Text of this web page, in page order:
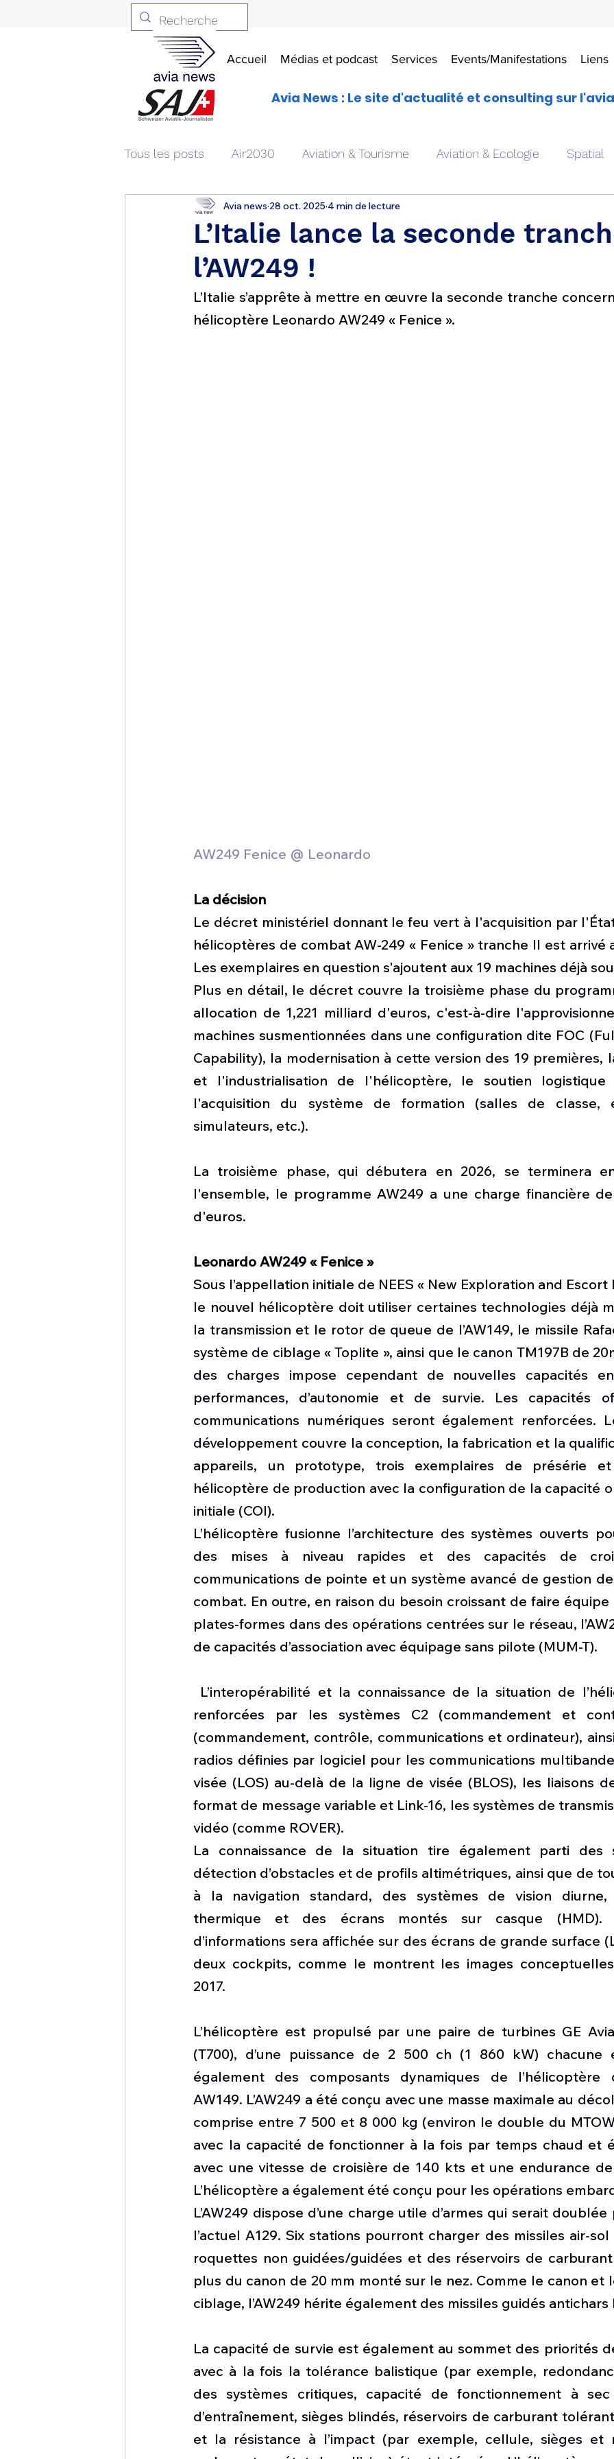
Accueil Médias et podcast Services Events/Manifestations Liens
Avia News : Le site d'actualité et consulting sur
Tous les posts Air2030 Aviation & Tourisme Aviation & Ecologie Spatial
Aviation & Défense Livres Drones aériens
Patrimoine aéronautique Avionique & pilotage
1 er avril Motorisation Défense sol-air DSA
L’Italie lance la seconde
l’AW249 !
Avia news 28 oct. 2025 4 min de lecture
L’Italie s’apprête à mettre en œuvre la seconde tranche
hélicoptère Leonardo AW249 « Fenice ».
AW249 Fenice @ Leonardo
La décision
Le décret ministériel donnant le feu vert à l'acquisition par
hélicoptères de combat AW-249 « Fenice » tranche II est arrivé
Les exemplaires en question s'ajoutent aux 19 machines déjà
Plus en détail, le décret couvre la troisième phase du
allocation de 1,221 milliard d'euros, c'est-à-dire
machines susmentionnées dans une configuration dite FOC
Capability), la modernisation à cette version des 19 premières,
et l'industrialisation de l'hélicoptère, le soutien logistique
l'acquisition du système de formation (salles de classe,
simulateurs, etc.).
La troisième phase, qui débutera en 2026, se terminera
l'ensemble, le programme AW249 a une charge financière
d'euros.
Leonardo AW249 « Fenice »
Sous l’appellation initiale de NEES « New Exploration and Escort
le nouvel hélicoptère doit utiliser certaines technologies déjà
la transmission et le rotor de queue de l’AW149, le missile
système de ciblage « Toplite », ainsi que le canon TM197B de
des charges impose cependant de nouvelles capacités
performances, d’autonomie et de survie. Les capacités
communications numériques seront également renforcées.
développement couvre la conception, la fabrication et la
appareils, un prototype, trois exemplaires de présérie
hélicoptère de production avec la configuration de la capacité
initiale (COI).
L’hélicoptère fusionne l’architecture des systèmes ouverts
des mises à niveau rapides et des capacités de
communications de pointe et un système avancé de gestion
combat. En outre, en raison du besoin croissant de faire équipe
plates-formes dans des opérations centrées sur le réseau,
de capacités d’association avec équipage sans pilote (MUM-T).
L’interopérabilité et la connaissance de la situation de
renforcées par les systèmes C2 (commandement et
(commandement, contrôle, communications et ordinateur),
radios définies par logiciel pour les communications
visée (LOS) au-delà de la ligne de visée (BLOS), les liaisons
format de message variable et Link-16, les systèmes de
vidéo (comme ROVER).
La connaissance de la situation tire également parti des
détection d’obstacles et de profils altimétriques, ainsi que de
à la navigation standard, des systèmes de vision
thermique et des écrans montés sur casque (HMD).
d’informations sera affichée sur des écrans de grande surface
deux cockpits, comme le montrent les images
2017.
L’hélicoptère est propulsé par une paire de turbines GE
(T700), d’une puissance de 2 500 ch (1 860 kW) chacune
également des composants dynamiques de l’hélicoptère
AW149. L’AW249 a été conçu avec une masse maximale au
comprise entre 7 500 et 8 000 kg (environ le double du MTOW
avec la capacité de fonctionner à la fois par temps chaud et
avec une vitesse de croisière de 140 kts et une endurance
L’hélicoptère a également été conçu pour les opérations
L’AW249 dispose d’une charge utile d’armes qui serait
l’actuel A129. Six stations pourront charger des missiles air-
roquettes non guidées/guidées et des réservoirs de
plus du canon de 20 mm monté sur le nez. Comme le canon et
ciblage, l’AW249 hérite également des missiles guidés antichars
La capacité de survie est également au sommet des priorités
avec à la fois la tolérance balistique (par exemple,
des systèmes critiques, capacité de fonctionnement à
d’entraînement, sièges blindés, réservoirs de carburant
et la résistance à l’impact (par exemple, cellule, sièges et